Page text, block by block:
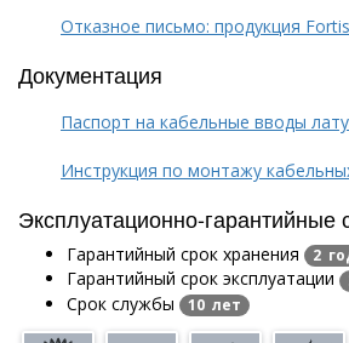
Отказное письмо: продукция
Документация
Паспорт на кабельные вводы
Инструкция по монтажу
Эксплуатационно-гарантийные
Гарантийный срок хранения 2
Гарантийный срок эксплуатации
Срок службы 10 лет